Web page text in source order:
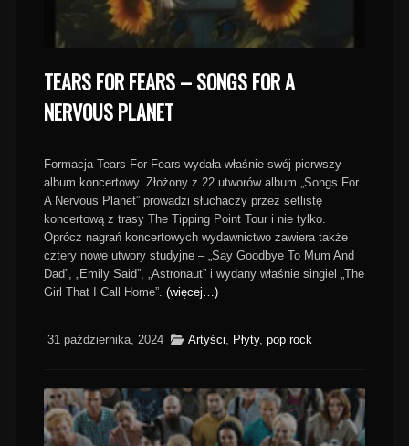
TEARS FOR FEARS – SONGS FOR A
NERVOUS PLANET
Formacja Tears For Fears wydała właśnie swój pierwszy
album koncertowy. Złożony z 22 utworów album „Songs For
A Nervous Planet” prowadzi słuchaczy przez setlistę
koncertową z trasy The Tipping Point Tour i nie tylko.
Oprócz nagrań koncertowych wydawnictwo zawiera także
cztery nowe utwory studyjne – „Say Goodbye To Mum And
Dad”, „Emily Said”, „Astronaut” i wydany właśnie singiel „The
Girl That I Call Home”. (więcej…)
31 października, 2024 Artyści, Płyty, pop rock